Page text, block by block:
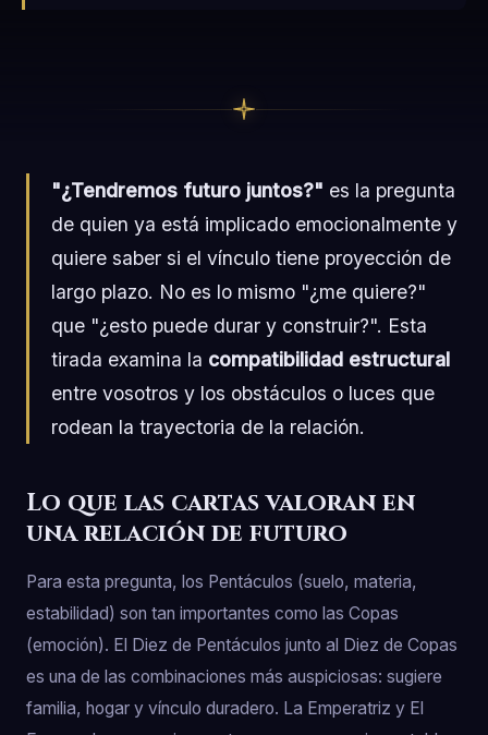
"¿Tendremos futuro juntos?" es la pregunta
de quien ya está implicado emocionalmente y
quiere saber si el vínculo tiene proyección de
largo plazo. No es lo mismo "¿me quiere?"
que "¿esto puede durar y construir?". Esta
tirada examina la compatibilidad estructural
entre vosotros y los obstáculos o luces que
rodean la trayectoria de la relación.
Lo que las cartas valoran en
una relación de futuro
Para esta pregunta, los Pentáculos (suelo, materia,
estabilidad) son tan importantes como las Copas
(emoción). El Diez de Pentáculos junto al Diez de Copas
es una de las combinaciones más auspiciosas: sugiere
familia, hogar y vínculo duradero. La Emperatriz y El